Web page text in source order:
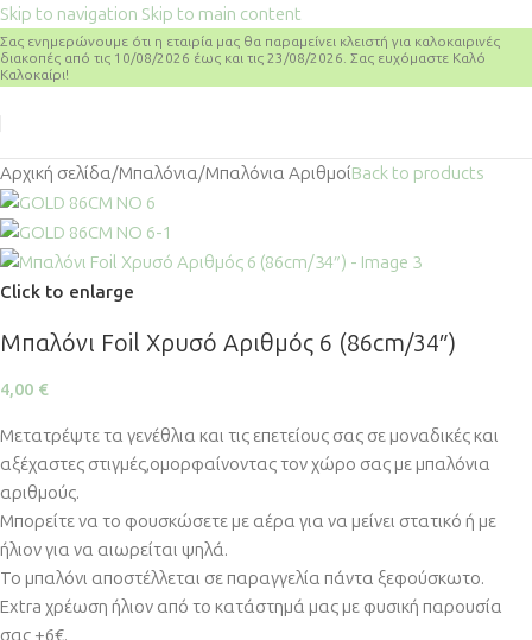
Skip to navigation Skip to main content
Σας ενημερώνουμε ότι η εταιρία μας θα παραμείνει κλειστή για καλοκαιρινές
διακοπές από τις 10/08/2026 έως και τις 23/08/2026. Σας ευχόμαστε Καλό
Καλοκαίρι!
Αρχική σελίδα/Μπαλόνια/Μπαλόνια ΑριθμοίBack to products
Click to enlarge
Μπαλόνι Foil Χρυσό Αριθμός 6 (86cm/34″)
4,00 €
Μετατρέψτε τα γενέθλια και τις επετείους σας σε μοναδικές και
αξέχαστες στιγμές,ομορφαίνοντας τον χώρο σας με μπαλόνια
αριθμούς.
Μπορείτε να το φουσκώσετε με αέρα για να μείνει στατικό ή με
ήλιον για να αιωρείται ψηλά.
Το μπαλόνι αποστέλλεται σε παραγγελία πάντα ξεφούσκωτο.
Extra χρέωση ήλιον από το κατάστημά μας με φυσική παρουσία
σας +6€.